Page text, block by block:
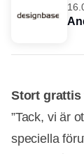
Stort
”Tack, vi är
speciella